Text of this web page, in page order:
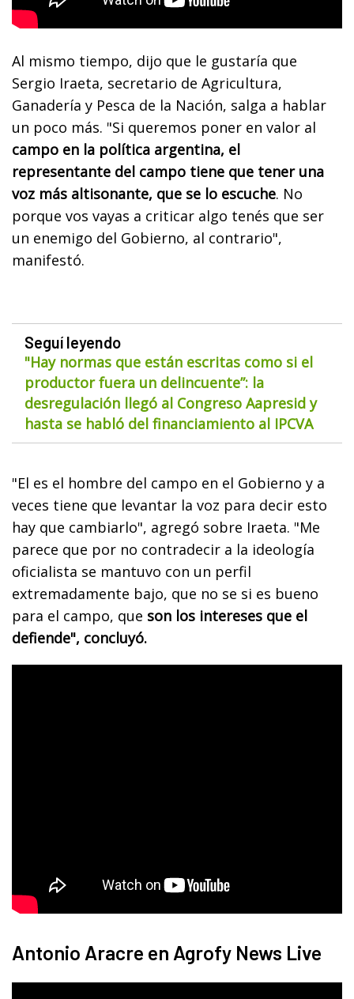
Al mismo tiempo, dijo que le gustaría que
Sergio Iraeta, secretario de Agricultura,
Ganadería y Pesca de la Nación, salga a hablar
un poco más. "Si queremos poner en valor al
campo en la política argentina, el
representante del campo tiene que tener una
voz más altisonante, que se lo escuche. No
porque vos vayas a criticar algo tenés que ser
un enemigo del Gobierno, al contrario",
manifestó.
Seguí leyendo
"Hay normas que están escritas como si el
productor fuera un delincuente”: la
desregulación llegó al Congreso Aapresid y
hasta se habló del financiamiento al IPCVA
"El es el hombre del campo en el Gobierno y a
veces tiene que levantar la voz para decir esto
hay que cambiarlo", agregó sobre Iraeta. "Me
parece que por no contradecir a la ideología
oficialista se mantuvo con un perfil
extremadamente bajo, que no se si es bueno
para el campo, que son los intereses que el
defiende", concluyó.
Antonio Aracre en Agrofy News Live